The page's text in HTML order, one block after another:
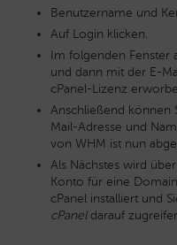
Benutzername und
Auf Login klicken.
Im folgenden Fenster
und dann mit der E-
cPanel-Lizenz
Anschließend können
Mail-Adresse und
von WHM ist nun
Als Nächstes wird über
Konto für eine
cPanel installiert und
cPaneldarauf